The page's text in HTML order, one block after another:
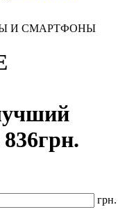
И СМАРТФОНЫ
грн.